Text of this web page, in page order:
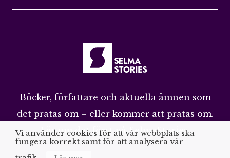
Böcker, författare och aktuella ämnen som
det pratas om – eller kommer att pratas om.
Läs om det först på SelmaStories.
Vi använder cookies för att vår webbplats ska
fungera korrekt samt för att analysera vår